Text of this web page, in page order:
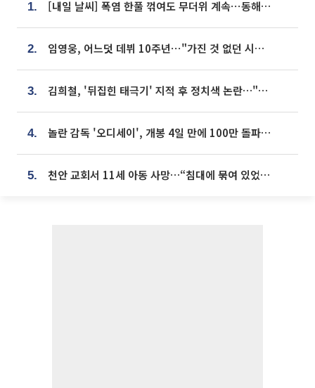
1. [내일 날씨] 폭염 한풀 꺾여도 무더위 계속⋯동해안 이틀 연속 비
2. 임영웅, 어느덧 데뷔 10주년⋯"가진 것 없던 시절, 내 앞엔 20명의 팬뿐"
3. 김희철, '뒤집힌 태극기' 지적 후 정치색 논란…"좌우 떠나 우리나라 국기"
4. 놀란 감독 '오디세이', 개봉 4일 만에 100만 돌파⋯'왕사남' 보다 빠르다
5. 천안 교회서 11세 아동 사망…“침대에 묶여 있었다” 진술 확보